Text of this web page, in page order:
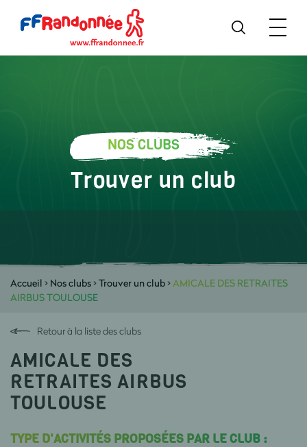
NOS CLUBS
Trouver un club
Accueil > Nos clubs>Trouver un club>AMICALE DES RETRAITES
AIRBUS TOULOUSE
Retour à la liste des clubs
AMICALE DES
RETRAITES AIRBUS
TOULOUSE
TYPE D'ACTIVITÉS PROPOSÉES PAR LE CLUB :